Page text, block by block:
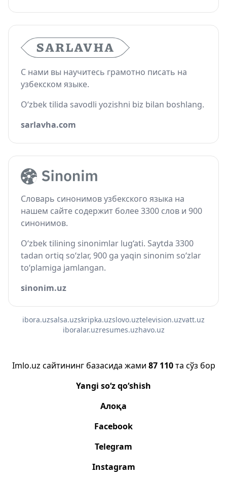
С нами вы научитесь грамотно писать на
узбекском языке.
O‘zbek tilida savodli yozishni biz bilan boshlang.
sarlavha.com
Словарь синонимов узбекского языка на
нашем сайте содержит более 3300 слов и 900
синонимов.
O‘zbek tilining sinonimlar lug‘ati. Saytda 3300
tadan ortiq so‘zlar, 900 ga yaqin sinonim so‘zlar
to‘plamiga jamlangan.
sinonim.uz
ibora.uzsalsa.uzskripka.uzslovo.uztelevision.uzvatt.uz
iboralar.uzresumes.uzhavo.uz
Imlo.uz сайтининг базасида жами 87 110та сўз бор
Yangi so‘z qo‘shish
Алоқа
Facebook
Telegram
Instagram